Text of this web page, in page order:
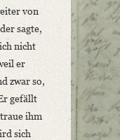
von
sagte,
nicht
er
zwar so,
gefällt
ihm
sich